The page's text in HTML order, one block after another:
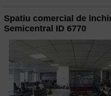
Spatiu comercial de
Semicentral ID 6770